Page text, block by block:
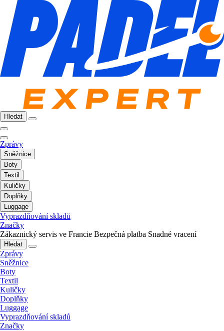
Hledat
Zprávy
Sněžnice
Boty
Textil
Kuličky
Doplňky
Luggage
Vyprazdňování skladů
Značky
Zákaznický servis ve Francie Bezpečná platba Snadné vracení
Hledat
Zprávy
Sněžnice
Boty
Textil
Kuličky
Doplňky
Luggage
Vyprazdňování skladů
Značky